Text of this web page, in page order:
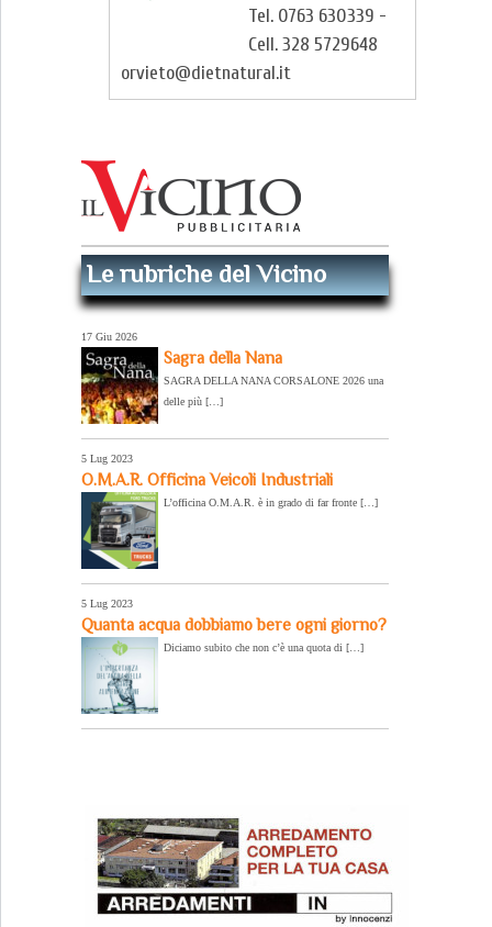
Tel. 0763 630339 -
Cell. 328 5729648
orvieto@dietnatural.it
Le rubriche del Vicino
17 Giu 2026
Sagra della Nana
SAGRA DELLA NANA CORSALONE 2026 una
delle più […]
5 Lug 2023
O.M.A.R. Officina Veicoli Industriali
L’officina O.M.A.R. è in grado di far fronte […]
5 Lug 2023
Quanta acqua dobbiamo bere ogni giorno?
Diciamo subito che non c’è una quota di […]